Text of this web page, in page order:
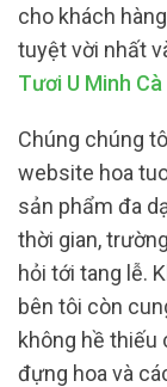
cho khách
tuyệt vời nhất
Tươi U Minh Cà
Chúng chúng
website hoa
sản phẩm đa
thời gian,
hỏi tới tang lễ.
bên tôi còn
không hề thiếu
đựng hoa và